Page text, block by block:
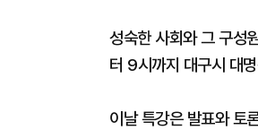
성숙한 사회와 그 구성
터 9시까지 대구시 대
이날 특강은 발표와 토